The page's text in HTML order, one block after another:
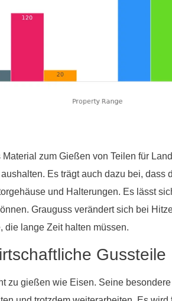
zum Gießen von Teilen für
Es trägt auch dazu bei, dass
und Halterungen. Es lässt
Grauguss verändert sich bei
die lange Zeit halten müssen.
Gussteile
zu gießen wie Eisen. Seine